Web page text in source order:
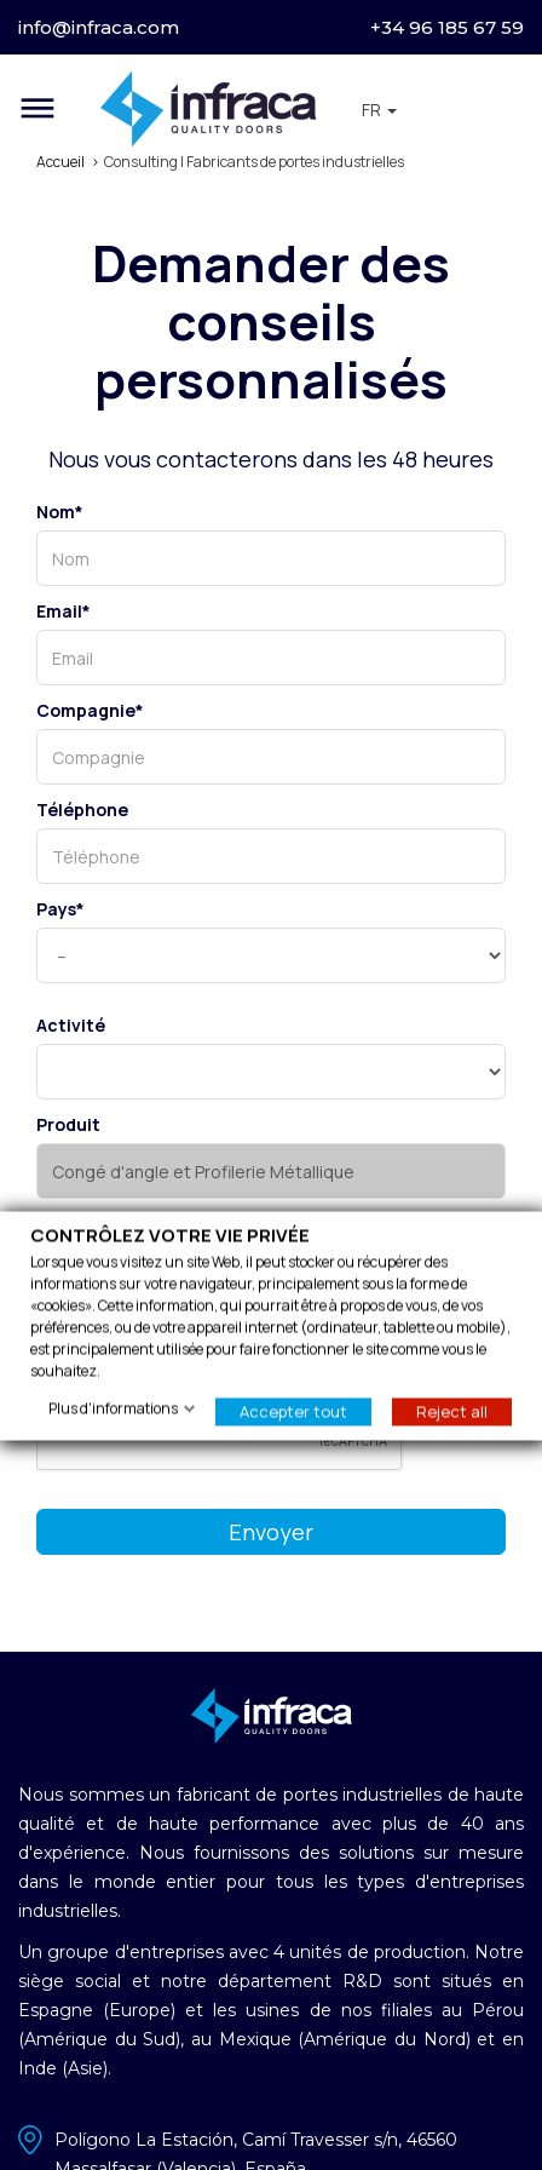
info@infraca.com +34 96 185 67 59
dehaze FR
Accueil Consulting | Fabricants de portes industrielles
Demander des
conseils
personnalisés
Nous vous contacterons dans les 48 heures
Nom*
Email*
Compagnie*
Téléphone
Pays*
Activité
Produit
J'accepte de recevoir des informations sur les
produits, les avantages et les caractéristiques exclusives
d'Infraca, conformément à la politique de confidentialité.
J'ai lu et j'acceptela politique de confidentialité
Envoyer
Nous sommes un fabricant de portes industrielles de haute
qualité et de haute performance avec plus de 40 ans
d'expérience. Nous fournissons des solutions sur mesure
dans le monde entier pour tous les types d'entreprises
industrielles.
Un groupe d'entreprises avec 4 unités de production. Notre
siège social et notre département R&D sont situés en
Espagne (Europe) et les usines de nos filiales au Pérou
(Amérique du Sud), au Mexique (Amérique du Nord) et en
Inde (Asie).
Polígono La Estación, Camí Travesser s/n, 46560
CONTRÔLEZ VOTRE VIE PRIVÉE
Lorsque vous visitez un site Web, il peut stocker ou récupérer des
informations sur votre navigateur, principalement sous la forme de
«cookies». Cette information, qui pourrait être à propos de vous, de vos
préférences, ou de votre appareil internet (ordinateur, tablette ou mobile),
est principalement utilisée pour faire fonctionner le site comme vous le
souhaitez.
Plus d'informations
Accepter tout Reject all